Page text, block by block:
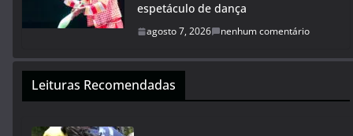
espetáculo de dança
agosto 7, 2026 nenhum comentário
Leituras Recomendadas